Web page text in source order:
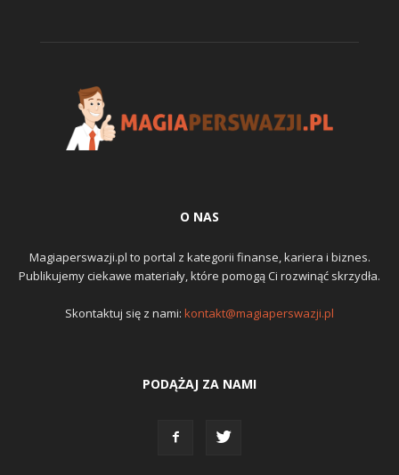
O NAS
Magiaperswazji.pl to portal z kategorii finanse, kariera i biznes.
Publikujemy ciekawe materiały, które pomogą Ci rozwinąć skrzydła.
Skontaktuj się z nami: kontakt@magiaperswazji.pl
PODĄŻAJ ZA NAMI